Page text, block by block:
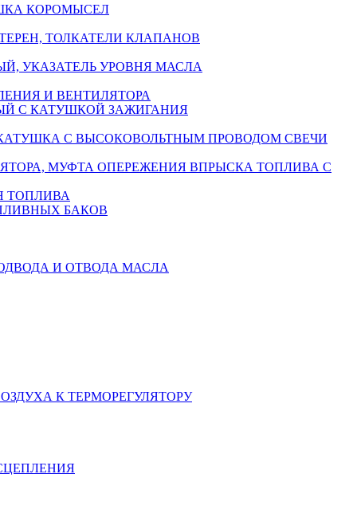
КОРОМЫСЕЛ
ТОЛКАТЕЛИ КЛАПАНОВ
УКАЗАТЕЛЬ УРОВНЯ МАСЛА
И ВЕНТИЛЯТОРА
С КАТУШКОЙ ЗАЖИГАНИЯ
С ВЫСОКОВОЛЬТНЫМ ПРОВОДОМ СВЕЧИ
МУФТА ОПЕРЕЖЕНИЯ ВПРЫСКА ТОПЛИВА С
ТОПЛИВА
БАКОВ
И ОТВОДА МАСЛА
К ТЕРМОРЕГУЛЯТОРУ